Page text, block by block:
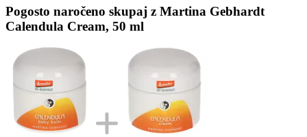
Pogosto naročeno skupaj z Martina Gebhardt
Calendula Cream, 50 ml